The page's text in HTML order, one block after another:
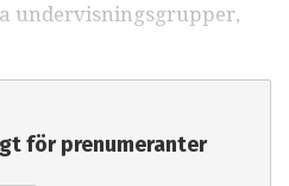
undervisningsgrupper,
för prenumeranter